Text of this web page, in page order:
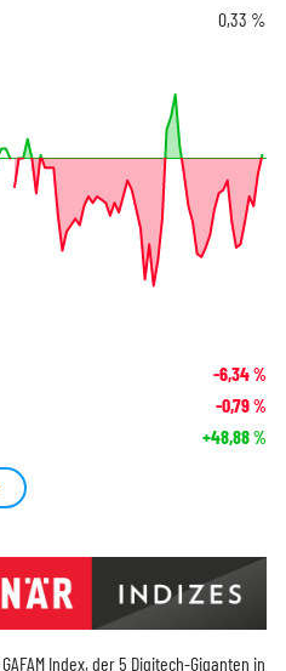
0,33 %
-6,34%
-0,79%
+48,88%
GAFAM Index, der 5 Digitech-Giganten in